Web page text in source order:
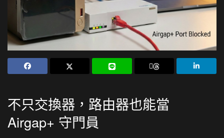
不只交換器，路由器也能當
Airgap+ 守門員